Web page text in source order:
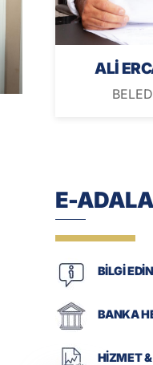
ALİ
E-
BİLGİ
BANKA
HİZMET